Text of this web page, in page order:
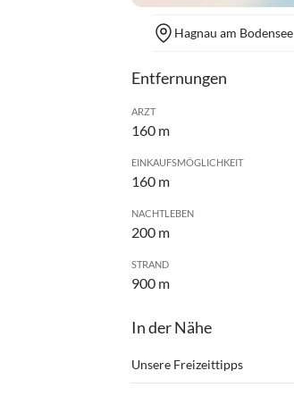
Hagnau am Bodensee
Entfernungen
ARZT
160 m
EINKAUFSMÖGLICHKEIT
160 m
NACHTLEBEN
200 m
STRAND
900 m
In der Nähe
Unsere Freizeittipps